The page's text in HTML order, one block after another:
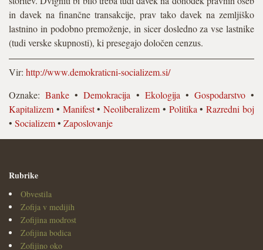
in davek na finančne transakcije, prav tako davek na zemljiško
lastnino in podobno premoženje, in sicer dosledno za vse lastnike
(tudi verske skupnosti), ki presegajo določen cenzus.
Vir: http://www.demokraticni-socializem.si/
Oznake:Banke •Demokracija • Ekologija • Gospodarstvo•
Kapitalizem • Manifest•Neoliberalizem • Politika •Razredni boj
• Socializem• Zaposlovanje
Rubrike
Obvestila
Zofija v medijih
Zofijina modrost
Zofijina bodica
Zofijino oko